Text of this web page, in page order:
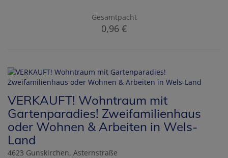
Gesamtpacht
0,96 €
VERKAUFT! Wohntraum mit
Gartenparadies! Zweifamilienhaus
oder Wohnen & Arbeiten in Wels-
Land
4623 Gunskirchen, Asternstraße